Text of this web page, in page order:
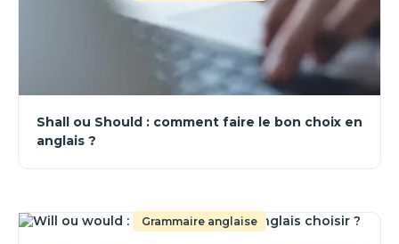
Shall ou Should : comment faire le bon choix en
anglais ?
Grammaire anglaise